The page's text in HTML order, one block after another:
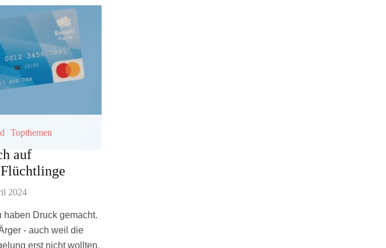
Topthemen
auf
2024
haben Druck gemacht.
- auch weil die
erst nicht wollten.